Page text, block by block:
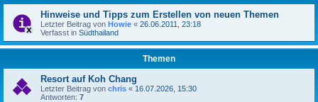
Hinweise und Tipps zum Erstellen von neuen Themen
Letzter Beitrag von Howie « 26.06.2011, 23:18
Verfasst in Südthailand
Themen
Resort auf Koh Chang
Letzter Beitrag von chris « 16.07.2026, 15:30
Antworten: 7